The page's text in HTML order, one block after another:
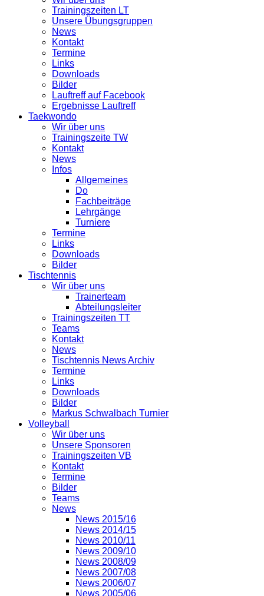
Trainingszeiten LT
Unsere Übungsgruppen
News
Kontakt
Termine
Links
Downloads
Bilder
Lauftreff auf Facebook
Ergebnisse Lauftreff
Taekwondo
Wir über uns
Trainingszeite TW
Kontakt
News
Infos
Allgemeines
Do
Fachbeiträge
Lehrgänge
Turniere
Termine
Links
Downloads
Bilder
Tischtennis
Wir über uns
Trainerteam
Abteilungsleiter
Trainingszeiten TT
Teams
Kontakt
News
Tischtennis News Archiv
Termine
Links
Downloads
Bilder
Markus Schwalbach Turnier
Volleyball
Wir über uns
Unsere Sponsoren
Trainingszeiten VB
Kontakt
Termine
Bilder
Teams
News
News 2015/16
News 2014/15
News 2010/11
News 2009/10
News 2008/09
News 2007/08
News 2006/07
News 2005/06